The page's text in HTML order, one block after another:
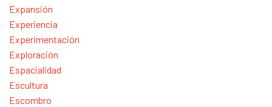
Expansión
Experiencia
Experimentación
Exploración
Espacialidad
Escultura
Escombro